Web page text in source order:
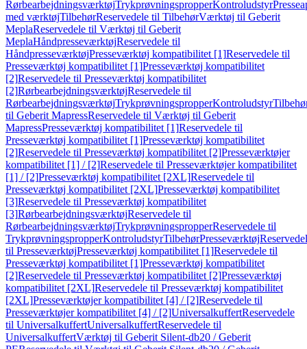
RørbearbejdningsværktøjTrykprøvningspropperKontroludstyr
med værktøjTilbehørReservedele til TilbehørVærktøj til Geberit
MeplaReservedele til Værktøj til Geberit
MeplaHåndpresseværktøjReservedele til
HåndpresseværktøjPresseværktøj kompatibilitet [1]Reservedele til
Presseværktøj kompatibilitet [1]Presseværktøj kompatibilitet
[2]Reservedele til Presseværktøj kompatibilitet
[2]RørbearbejdningsværktøjReservedele til
RørbearbejdningsværktøjTrykprøvningspropperKontroludstyr
til Geberit MapressReservedele til Værktøj til Geberit
MapressPresseværktøj kompatibilitet [1]Reservedele til
Presseværktøj kompatibilitet [1]Presseværktøj kompatibilitet
[2]Reservedele til Presseværktøj kompatibilitet [2]Presseværktøjer
kompatibilitet [1] / [2]Reservedele til Presseværktøjer kompatibilitet
[1] / [2]Presseværktøj kompatibilitet [2XL]Reservedele til
Presseværktøj kompatibilitet [2XL]Presseværktøj kompatibilitet
[3]Reservedele til Presseværktøj kompatibilitet
[3]RørbearbejdningsværktøjReservedele til
RørbearbejdningsværktøjTrykprøvningspropperReservedele til
TrykprøvningspropperKontroludstyrTilbehørPresseværktøj
til PresseværktøjPresseværktøj kompatibilitet [1]Reservedele til
Presseværktøj kompatibilitet [1]Presseværktøj kompatibilitet
[2]Reservedele til Presseværktøj kompatibilitet [2]Presseværktøj
kompatibilitet [2XL]Reservedele til Presseværktøj kompatibilitet
[2XL]Presseværktøjer kompatibilitet [4] / [2]Reservedele til
Presseværktøjer kompatibilitet [4] / [2]UniversalkuffertReservedele
til UniversalkuffertUniversalkuffertReservedele til
UniversalkuffertVærktøj til Geberit Silent-db20 / Geberit